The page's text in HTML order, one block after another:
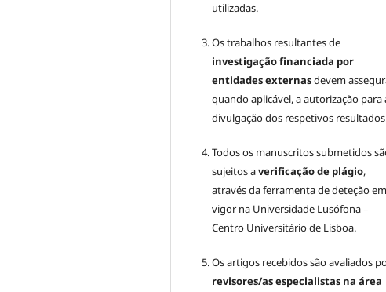
utilizadas.
Os trabalhos resultantes de
investigação financiada por
entidades externasdevem
quando aplicável, a autorização para
divulgação dos respetivos
Todos os manuscritos submetidos
sujeitos averificação de plágio,
através da ferramenta de deteção em
vigor na Universidade Lusófona –
Centro Universitário de Lisboa.
Os artigos recebidos são avaliados
revisores/as especialistas na área